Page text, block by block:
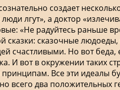
создает
люди лгут», а доктор
«Не радуйтесь раньше
сказки: сказочные
счастливыми. Но вот
И вот в окружении таких
Все эти идеалы
всего два положительных